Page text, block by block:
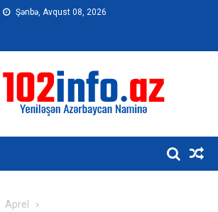
Şənbə, Avqust 08, 2026
Aprel